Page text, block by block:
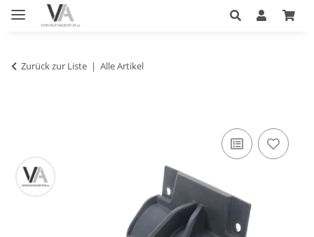
Zurück zur Liste Alle Artikel